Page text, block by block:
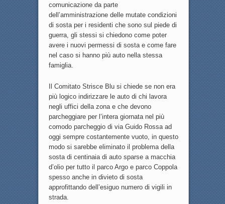
comunicazione da parte
dell’amministrazione delle mutate condizioni
di sosta per i residenti che sono sul piede di
guerra, gli stessi si chiedono come poter
avere i nuovi permessi di sosta e come fare
nel caso si hanno più auto nella stessa
famiglia.
Il Comitato Strisce Blu si chiede se non era
più logico indirizzare le auto di chi lavora
negli uffici della zona e che devono
parcheggiare per l’intera giornata nel più
comodo parcheggio di via Guido Rossa ad
oggi sempre costantemente vuoto, in questo
modo si sarebbe eliminato il problema della
sosta di centinaia di auto sparse a macchia
d’olio per tutto il parco Argo e parco Coppola
spesso anche in divieto di sosta
approfittando dell’esiguo numero di vigili in
strada.